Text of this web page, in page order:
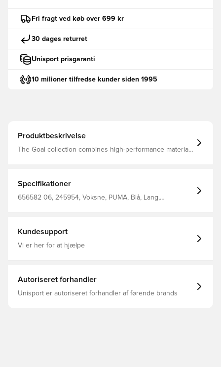
Fri fragt ved køb over 699 kr
30 dages returret
Unisport prisgaranti
10 milioner tilfredse kunder siden 1995
Produktbeskrivelse
The Goal collection combines high-performance materials
Specifikationer
656582 06, 245954, Voksne, PUMA, Blå, Lang,
Elastane - 2X2 Rib - 345.00 G/M² - Piece Dyed -
Chemical- Regular Finishing
Kundesupport
Vi er her for at hjælpe
Autoriseret forhandler
Unisport er autoriseret forhandler af førende brands